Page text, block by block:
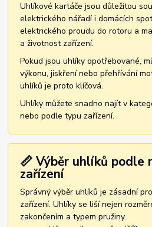
Uhlíkové kartáče jsou důležitou
elektrického nářadí i domácích
elektrického proudu do rotoru a
a životnost zařízení.
Pokud jsou uhlíky opotřebované,
výkonu, jiskření nebo přehřívání
uhlíků je proto klíčová.
Uhlíky můžete snadno najít v
nebo podle typu zařízení.
📏 Výběr uhlíků podle
zařízení
Správný výběr uhlíků je zásadní
zařízení. Uhlíky se liší nejen
zakončením a typem pružiny.